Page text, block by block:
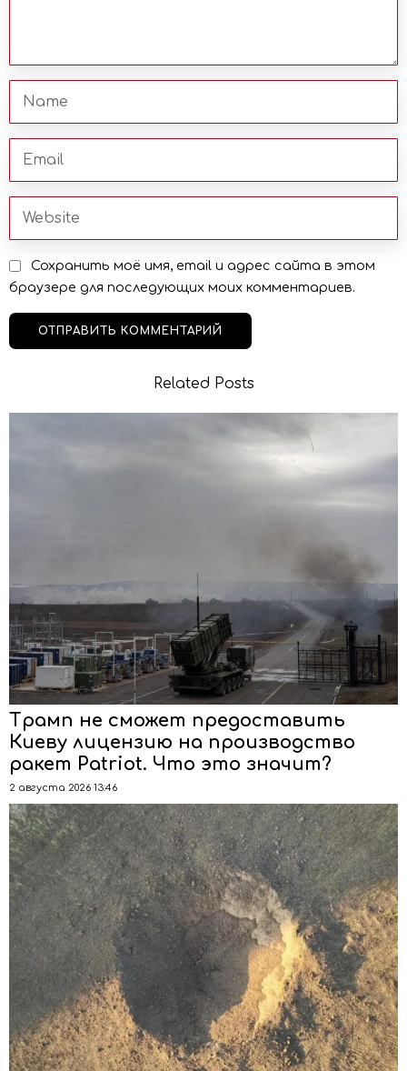
Сохранить моё имя, email и адрес сайта в этом
браузере для последующих моих комментариев.
Related Posts
Трамп не сможет предоставить
Киеву лицензию на производство
ракет Patriot. Что это значит?
2 августа 2026 13:46